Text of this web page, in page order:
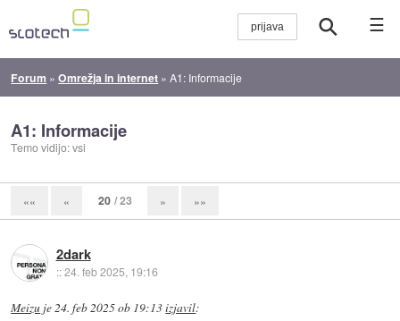
☰
Forum »Omrežja in internet »A1: Informacije
A1: Informacije
Temo vidijo: vsi
«« « 20 / 23 » »»
2dark
::24. feb 2025, 19:16
Meizu je24. feb 2025 ob 19:13izjavil: